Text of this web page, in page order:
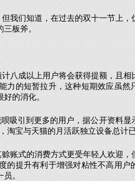
我们知道，在过去的双十一节上，
板斧。
八成以上用户将会获得提额，且相
的短暂拉升，这种短期效应虽然
的消化。
吸引到更多的用户，据公开资料显
淘宝与天猫的月活跃独立设备总计已
账式的消费方式更受年轻人欢迎，
的提升有利于增强对粘性不高用户
。